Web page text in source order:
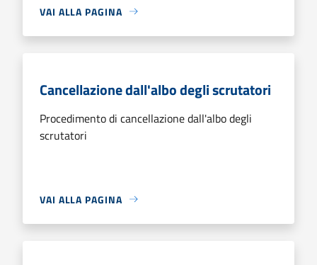
VAI ALLA PAGINA
Cancellazione dall'albo degli scrutatori
Procedimento di cancellazione dall'albo degli
scrutatori
VAI ALLA PAGINA